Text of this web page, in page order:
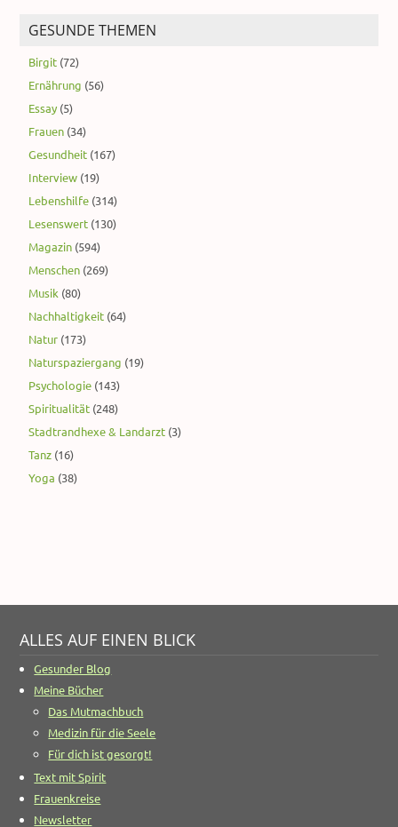
GESUNDE THEMEN
Birgit (72)
Ernährung (56)
Essay (5)
Frauen (34)
Gesundheit (167)
Interview (19)
Lebenshilfe (314)
Lesenswert (130)
Magazin (594)
Menschen (269)
Musik (80)
Nachhaltigkeit (64)
Natur (173)
Naturspaziergang (19)
Psychologie (143)
Spiritualität (248)
Stadtrandhexe & Landarzt (3)
Tanz (16)
Yoga (38)
ALLES AUF EINEN BLICK
Gesunder Blog
Meine Bücher
Das Mutmachbuch
Medizin für die Seele
Für dich ist gesorgt!
Text mit Spirit
Frauenkreise
Newsletter